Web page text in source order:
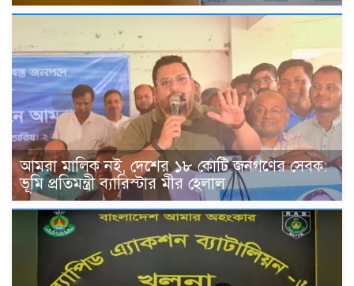
আমরা মালিক নই, দেশের ১৮ কোটি জনগণের সেবক:
ভূমি প্রতিমন্ত্রী ব্যারিস্টার মীর হেলাল